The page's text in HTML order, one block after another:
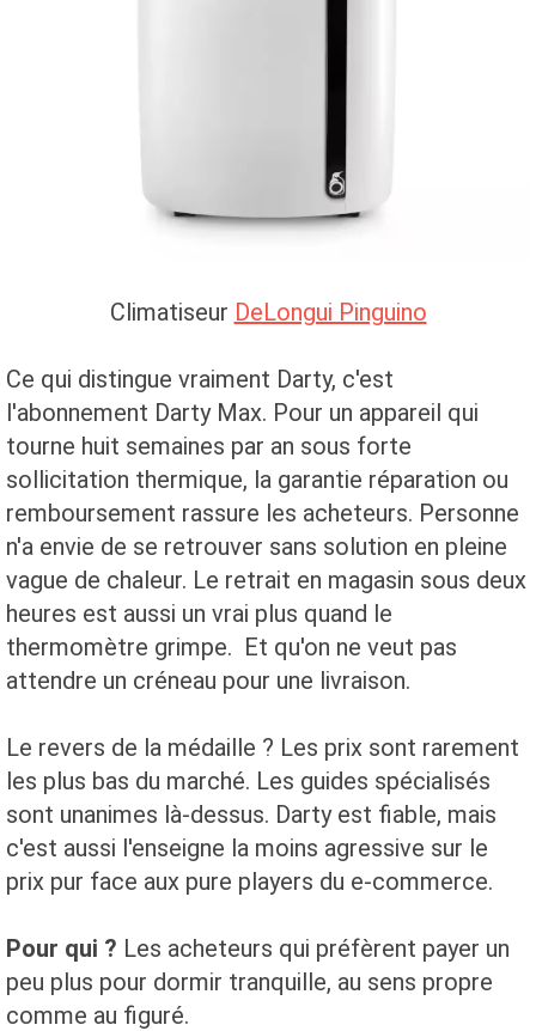
Climatiseur DeLongui Pinguino
Ce qui distingue vraiment Darty, c'est
l'abonnement Darty Max. Pour un appareil qui
tourne huit semaines par an sous forte
sollicitation thermique, la garantie réparation ou
remboursement rassure les acheteurs. Personne
n'a envie de se retrouver sans solution en pleine
vague de chaleur. Le retrait en magasin sous deux
heures est aussi un vrai plus quand le
thermomètre grimpe. Et qu'on ne veut pas
attendre un créneau pour une livraison.
Le revers de la médaille ? Les prix sont rarement
les plus bas du marché. Les guides spécialisés
sont unanimes là-dessus. Darty est fiable, mais
c'est aussi l'enseigne la moins agressive sur le
prix pur face aux pure players du e-commerce.
Pour qui ? Les acheteurs qui préfèrent payer un
peu plus pour dormir tranquille, au sens propre
comme au figuré.